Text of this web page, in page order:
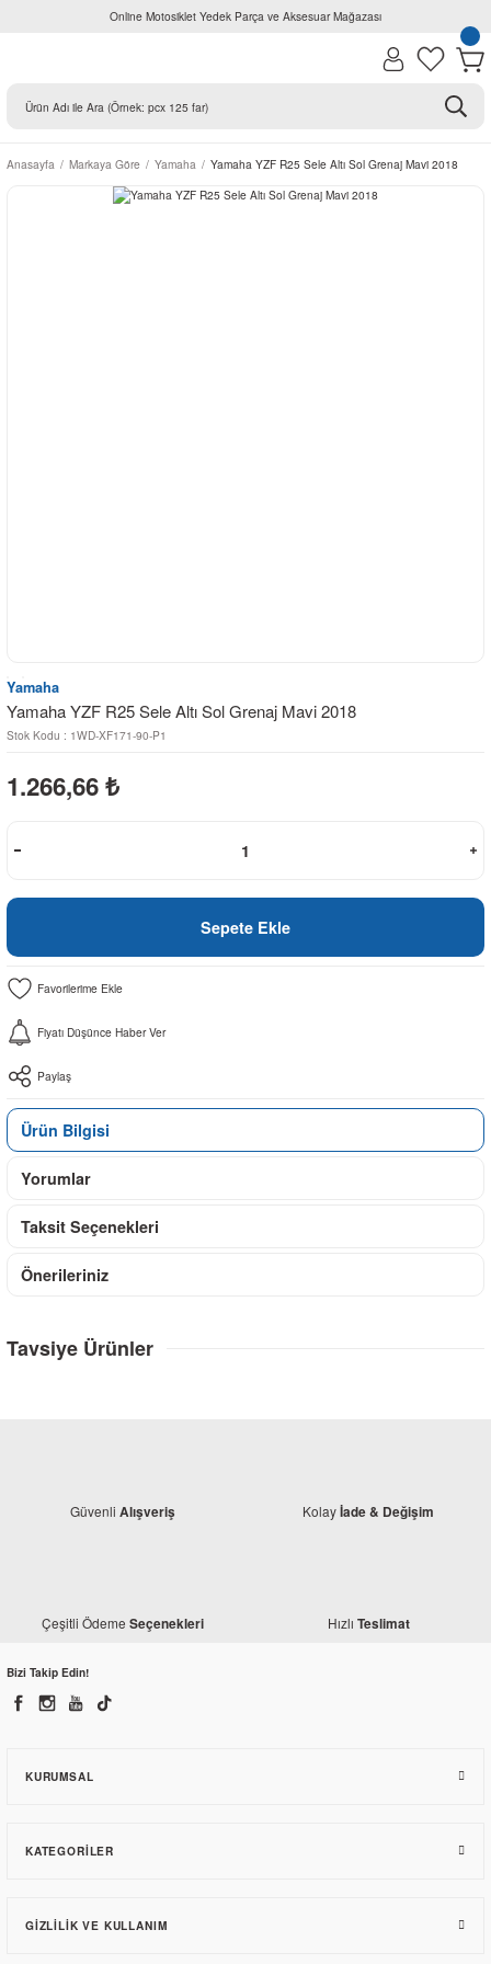
Online Motosiklet Yedek Parça ve Aksesuar Mağazası
Anasayfa Markaya Göre Yamaha Yamaha YZF R25 Sele Altı Sol Grenaj Mavi 2018
Yamaha
Yamaha YZF R25 Sele Altı Sol Grenaj Mavi 2018
Stok Kodu : 1WD-XF171-90-P1
1.266,66 ₺
Sepete Ekle
Fiyatı Düşünce Haber Ver
Paylaş
Ürün Bilgisi
Yorumlar
Taksit Seçenekleri
Önerileriniz
Tavsiye Ürünler
Yamaha
2.328,76 TL
Güvenli Alışveriş Kolayİade & Değişim
Çeşitli Ödeme Seçenekleri Hızlı Teslimat
Bizi Takip Edin!
KURUMSAL
KATEGORILER
GIZLILIK VE KULLANIM